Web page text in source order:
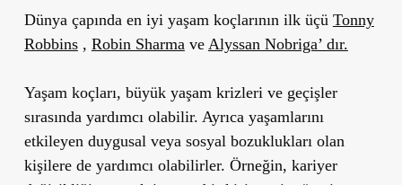
Dünya çapında en iyi yaşam koçlarının ilk üçü Tonny
Robbins, Robin Sharmave Alyssan Nobriga’ dır.
Yaşam koçları, büyük yaşam krizleri ve geçişler
sırasında yardımcı olabilir. Ayrıca yaşamlarını
etkileyen duygusal veya sosyal bozuklukları olan
kişilere de yardımcı olabilirler. Örneğin, kariyer